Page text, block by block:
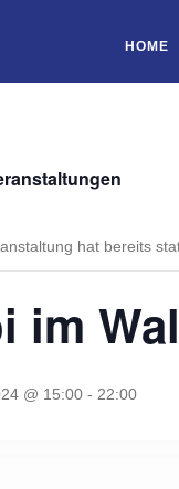
HOME
hat bereits
im
@ 15:00 - 22:00